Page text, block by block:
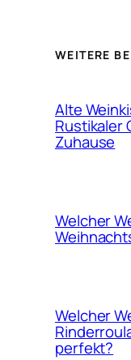
WEITERE
Alte
Rustikaler
Zuhause
Welcher
Welcher
perfekt?